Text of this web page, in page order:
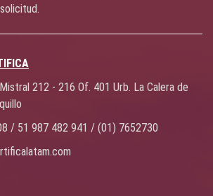
212 - 216 Of. 401 Urb. La Calera de
/ 51 987 482 941 / (01) 7652730